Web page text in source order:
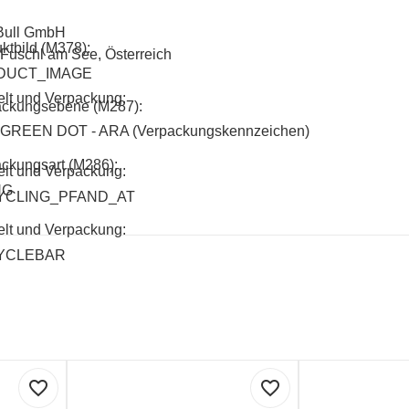
GmbH
am See, Österreich
und Verpackung:
GREEN DOT - ARA (Verpackungskennzeichen)
und Verpackung:
und Verpackung:
(M378):
(M287):
(M286):
favorite_border favorite_border